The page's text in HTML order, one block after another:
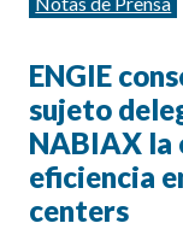
ENGIE
sujeto
NABIAX la
eficiencia
centers